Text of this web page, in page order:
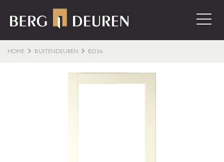
HOME BUITENDEUREN BD14